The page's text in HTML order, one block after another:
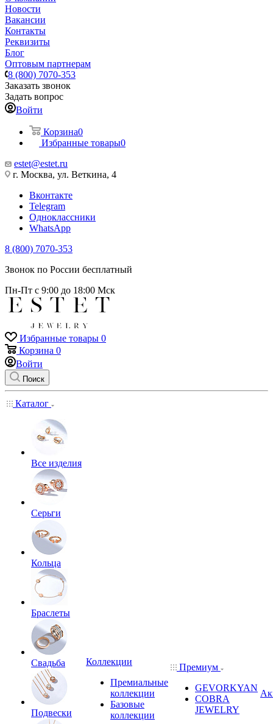
Новости
Вакансии
Контакты
Реквизиты
Блог
Оптовым партнерам
8 (800) 7070-353
Заказать звонок
Задать вопрос
Войти
Корзина0
Избранные товары0
estet@estet.ru
г. Москва, ул. Веткина, 4
Вконтакте
Telegram
Одноклассники
WhatsApp
8 (800) 7070-353
Звонок по России бесплатный
Пн-Пт с 9:00 до 18:00 Мск
Избранные товары 0
Корзина 0
Войти
Поиск
Каталог
Все изделия
Серьги
Кольца
Браслеты
Свадьба
Подвески
Коллекции
Премиальные
коллекции
Базовые
коллекции
Премиум
GEVORKYAN
COBRA
JEWELRY